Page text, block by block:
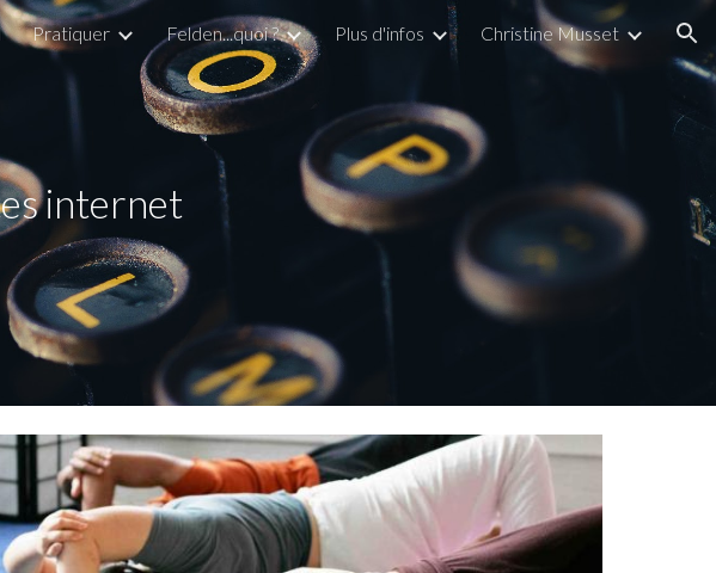
Skip to navigation
Pratiquer Felden...quoi ? Plus d'infos Christine Musset
internet